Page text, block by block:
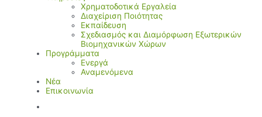
Χρηματοδοτικά Εργαλεία
Διαχείριση Ποιότητας
Εκπαίδευση
Σχεδιασμός και Διαμόρφωση Εξωτερικών
Βιομηχανικών Χώρων
Προγράμματα
Ενεργά
Αναμενόμενα
Νέα
Επικοινωνία